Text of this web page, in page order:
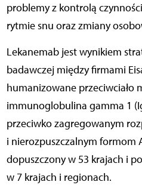
problemy z kontrolą
rytmie snu oraz zmiany
Lekanemab jest wynikiem
badawczej między firmami
humanizowane przeciwciało
immunoglobulina gamma 1
przeciwko zagregowanym
i nierozpuszczalnym formom
dopuszczony w 53 krajach i
w 7 krajach i regionach.